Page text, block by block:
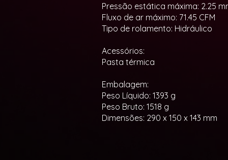
Pressão estática máxima: 2.25
Fluxo de ar máximo: 71.45 CFM
Tipo de rolamento: Hidráulico
Acessórios:
Pasta térmica
Embalagem:
Peso Líquido: 1393 g
Peso Bruto: 1518 g
Dimensões: 290 x 150 x 143 mm